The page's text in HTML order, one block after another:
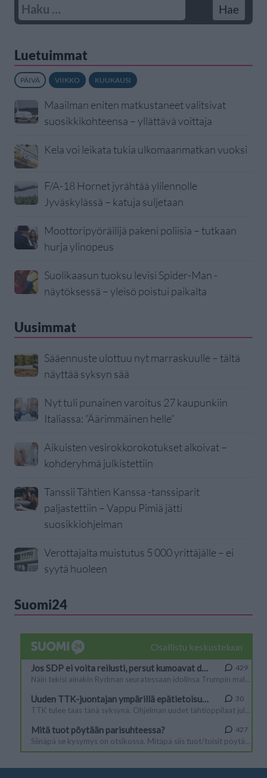
Luetuimmat
PÄIVÄ VIIKKO KUUKAUSI
Maailman eniten matkustaneet valitsivat
suosikkikohteensa – yllättävä voittaja
Kela voi leikata tukia ulkomaanmatkan vuoksi
F/A-18 Hornet jyrähtää ylilennolle
Jyväskylässä – katuja suljetaan
Moottoripyöräilijä pakeni poliisia – tutkaan
hurja ylinopeus
Suolikaasun tuoksu levisi Spider-Man -
näytöksessä – yleisö poistui paikalta
Uusimmat
Sääennuste ulottuu nyt marraskuulle – tältä
näyttää syksyn sää
Nyt tuli punainen varoitus 27 kaupunkiin
Italiassa: ”Äärimmäinen helle”
Aikuisten vesirokkorokotukset alkoivat –
kohderyhmä julkistettiin
Tanssii Tähtien Kanssa -tanssiparit
paljastettiin – Vappu Pimiä jätti
suosikkiohjelman
Verottajalta muistutus 5 000 yrittäjälle – ei
syytä huoleen
Suomi24